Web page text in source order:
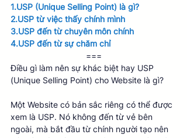
1.USP (Unique Selling Point) là gì?
2.USP từ việc thấy chính mình
3.USP đến từ chuyên môn chính
4.USP đến từ sự chăm chỉ
===
Điều gì làm nên sự khác biệt hay USP
(Unique Selling Point) cho Website là gì?
Một Website có bản sắc riêng có thể được
xem là USP. Nó không đến từ vẻ bên
ngoài, mà bắt đầu từ chính người tạo nên